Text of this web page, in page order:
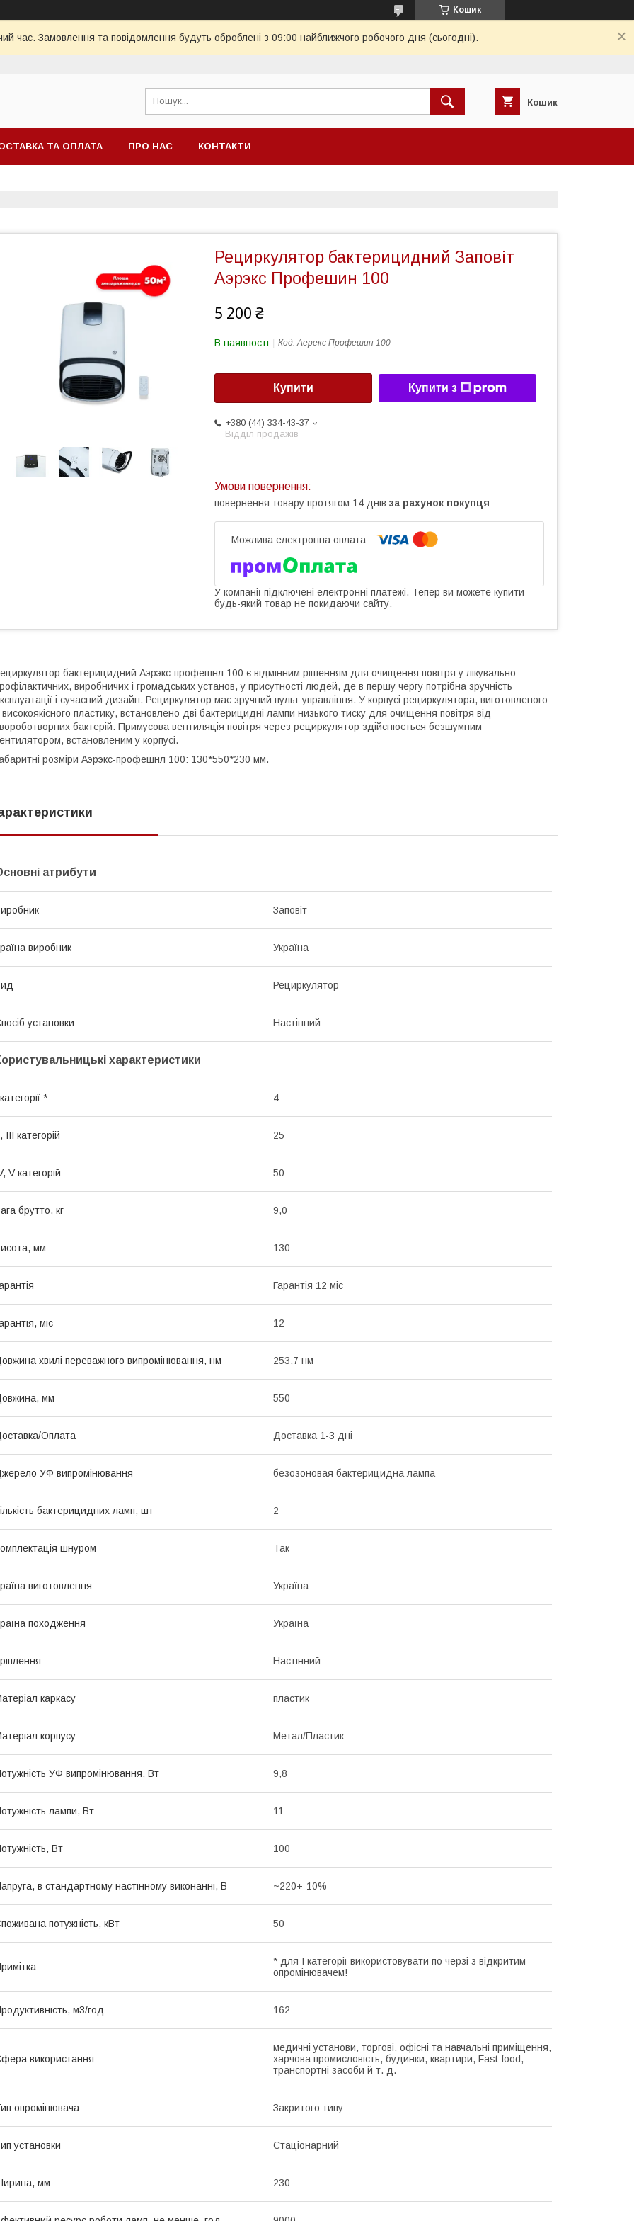
Кошик
час. Замовлення та повідомлення будуть оброблені з 09:00 найближчого робочого дня (сьогодні).
Кошик
ТА ОПЛАТА ПРО НАС КОНТАКТИ
Рециркулятор бактерицидний Заповіт
Аэрэкс Профешин 100
5 200 ₴
В наявності Код:Аерекс Профешин 100
Купити Купити з
+380 (44) 334-43-37
Відділ продажів
повернення товару протягом 14 днів за рахунок покупця
У компанії підключені електронні платежі. Тепер ви можете купити
будь-який товар не покидаючи сайту.
бактерицидний Аэрэкс-профешнл 100 є відмінним рішенням для очищення повітря у лікувально-
виробничих і громадських установ, у присутності людей, де в першу чергу потрібна зручність
і сучасний дизайн. Рециркулятор має зручний пульт управління. У корпусі рециркулятора, виготовленого
високоякісного пластику, встановлено дві бактерицидні лампи низького тиску для очищення повітря від
бактерій. Примусова вентиляція повітря через рециркулятор здійснюється безшумним
встановленим у корпусі.
розміри Аэрэкс-профешнл 100: 130*550*230 мм.
атрибути
Заповіт
виробник Україна
Рециркулятор
установки Настінний
характеристики
* 4
III категорій 25
V категорій 50
брутто, кг 9,0
мм 130
Гарантія 12 міс
міс 12
хвилі переважного випромінювання, нм 253,7 нм
мм 550
Оплата Доставка 1-3 дні
УФ випромінювання безозоновая бактерицидна лампа
бактерицидних ламп, шт 2
шнуром Так
виготовлення Україна
походження Україна
Настінний
каркасу пластик
корпусу Метал/Пластик
УФ випромінювання, Вт 9,8
лампи, Вт 11
Вт 100
в стандартному настінному виконанні, В ~220+-10%
потужність, кВт 50
* для I категорії використовувати по черзі з відкритим
опромінювачем!
м3/год 162
використання
медичні установи, торгові, офісні та навчальні приміщення,
харчова промисловість, будинки, квартири, Fast-food,
транспортні засоби й т. д.
опромінювача Закритого типу
установки Стаціонарний
мм 230